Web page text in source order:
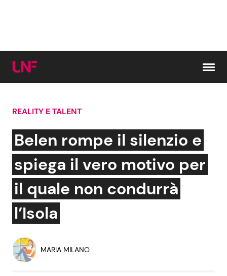
Cerca:
News e Cronaca
Attualità Italiana
Dal Mondo
Economia
Persone Scomparse
Gossip e TV
Bellezze VIP
REALITY E TALENT
Belen rompe il silenzio e
spiega il vero motivo per
il quale non condurrà
l’Isola
MARIA MILANO